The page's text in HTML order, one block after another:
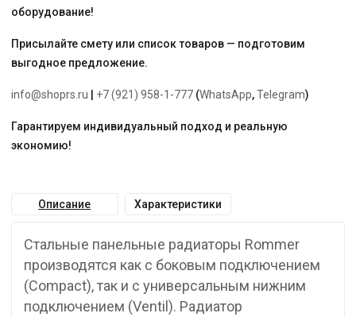
оборудование!
Присылайте смету или список товаров — подготовим
выгодное предложение.
info@shoprs.ru +7 (921) 958-1-777 (WhatsApp,Telegram)
Гарантируем индивидуальный подход и реальную
экономию!
Описание Характеристики
Стальные панельные радиаторы Rommer
производятся как с боковым подключением
(Compact), так и с универсальным нижним
подключением (Ventil). Радиатор